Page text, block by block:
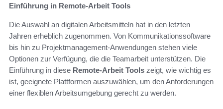
Einführung in Remote-Arbeit Tools
Die Auswahl an digitalen Arbeitsmitteln hat in den letzten
Jahren erheblich zugenommen. Von Kommunikationssoftware
bis hin zu Projektmanagement-Anwendungen stehen viele
Optionen zur Verfügung, die die Teamarbeit unterstützen. Die
Einführung in diese Remote-Arbeit Tools zeigt, wie wichtig es
ist, geeignete Plattformen auszuwählen, um den Anforderungen
einer flexiblen Arbeitsumgebung gerecht zu werden.